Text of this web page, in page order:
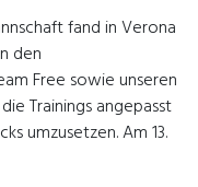
fand in Verona
den
Free sowie unseren
Trainings angepasst
umzusetzen. Am 13.